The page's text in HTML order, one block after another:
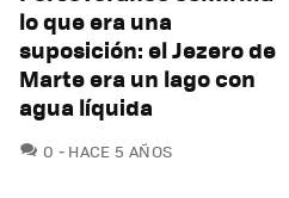
lo que era una
suposición: el Jezero de
Marte era un lago con
agua líquida
0 COMENTARIOS
HACE 5 AÑOS